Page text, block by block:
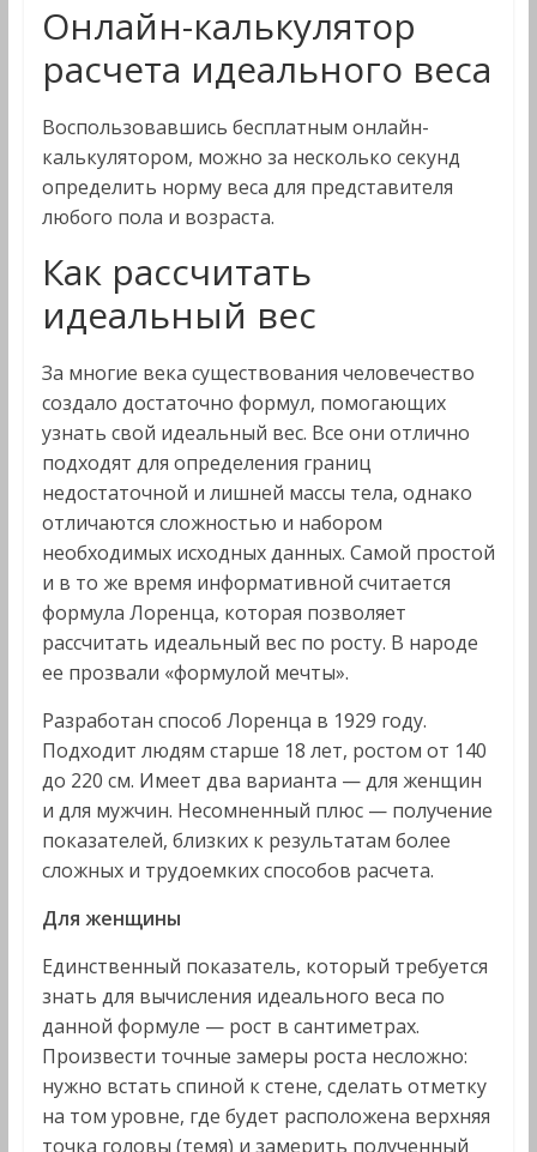
Онлайн-калькулятор
расчета идеального веса
Воспользовавшись бесплатным онлайн-
калькулятором, можно за несколько секунд
определить норму веса для представителя
любого пола и возраста.
Как рассчитать
идеальный вес
За многие века существования человечество
создало достаточно формул, помогающих
узнать свой идеальный вес. Все они отлично
подходят для определения границ
недостаточной и лишней массы тела, однако
отличаются сложностью и набором
необходимых исходных данных. Самой простой
и в то же время информативной считается
формула Лоренца, которая позволяет
рассчитать идеальный вес по росту. В народе
ее прозвали «формулой мечты».
Разработан способ Лоренца в 1929 году.
Подходит людям старше 18 лет, ростом от 140
до 220 см. Имеет два варианта — для женщин
и для мужчин. Несомненный плюс — получение
показателей, близких к результатам более
сложных и трудоемких способов расчета.
Для женщины
Единственный показатель, который требуется
знать для вычисления идеального веса по
данной формуле — рост в сантиметрах.
Произвести точные замеры роста несложно:
нужно встать спиной к стене, сделать отметку
на том уровне, где будет расположена верхняя
точка головы (темя) и замерить полученный